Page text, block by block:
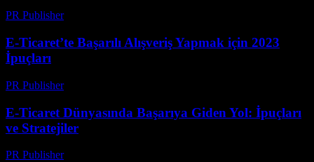
PR Publisher-
E-Ticaret’te Başarılı Alışveriş Yapmak için 2023
İpuçları
PR Publisher-
E-Ticaret Dünyasında Başarıya Giden Yol: İpuçları
ve Stratejiler
PR Publisher-